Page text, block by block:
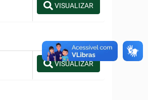
VISUALIZAR
VISUALIZAR